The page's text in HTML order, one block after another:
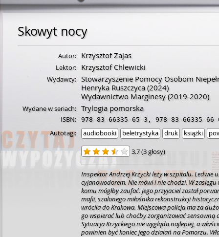
Skowyt nocy
Autor: Krzysztof Zajas
Lektor: Krzysztof Chlewicki
Wydawcy: Stowarzyszenie Pomocy Osobom
Henryka Ruszczyca(2024)
Wydawnictwo Marginesy (2019-2020)
Wydane w seriach: Trylogia pomorska
ISBN: 978-83-66335-65-3 , 978-83-66335-66-
Autotagi: audiobooki beletrystyka druk książki
3.7(3 głosy)
Inspektor Andrzej Krzycki leży w szpitalu. Ledwie
cyjanowodorem. Nie mówi i nie chodzi. W
komu mógłby zaufać. Jego przyjaciel został
mafii, szalonego miłośnika rekonstrukcji
wróciła do Krakowa. Miejscowa policja ma za
go wspierać lub choćby zorganizować sensowną
Sytuacja Krzyckiego nie wygląda najlepiej, a
powinien być koniec jego działań na Pomorzu.